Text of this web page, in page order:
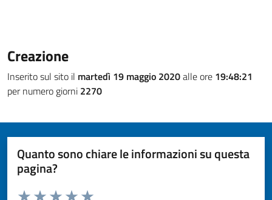
Creazione
Inserito sul sito il martedì 19 maggio 2020alle ore 19:48:21
per numero giorni 2270
Quanto sono chiare le informazioni su questa
pagina?
Valuta da 1 a 5 stelle la pagina